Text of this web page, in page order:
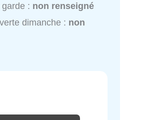
: non renseigné
dimanche : non